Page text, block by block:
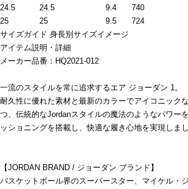
24.5
24.5 9.4 740
25
25 9.5 724
サイズガイド 身長別サイズイメージ
アイテム説明・詳細
メーカー品番：HQ2021-012
一流のスタイルを常に追求するエア ジョーダン 1。
耐久性に優れた素材と最新のカラーでアイコニック
つ、伝統的なJordanスタイルの魔法のようなパワー
ッショニングを搭載し、快適な履き心地を実現しまし
【JORDAN BRAND / ジョーダン ブランド】
バスケットボール界のスーパースター、マイケル・